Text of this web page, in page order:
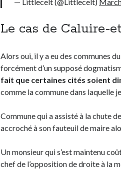
Le cas de Caluire-
Alors oui, il y a eu des communes
forcément d’un supposé
fait que certaines cités soient
comme la commune dans laquelle
Commune qui a assisté à la chute
accroché à son fauteuil de maire
Un monsieur qui s’est maintenu
chef de l’opposition de droite à la